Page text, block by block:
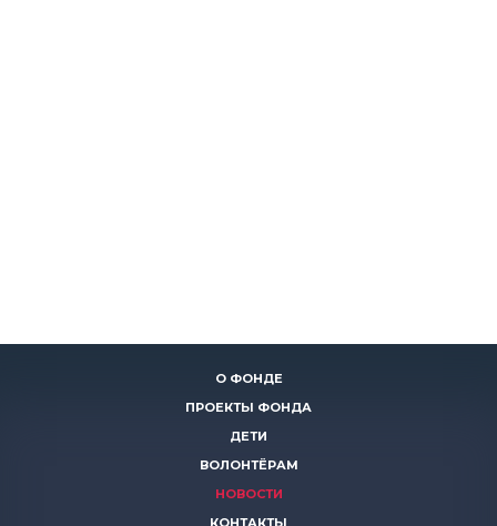
О ФОНДЕ
ПРОЕКТЫ ФОНДА
ДЕТИ
ВОЛОНТЁРАМ
НОВОСТИ
КОНТАКТЫ